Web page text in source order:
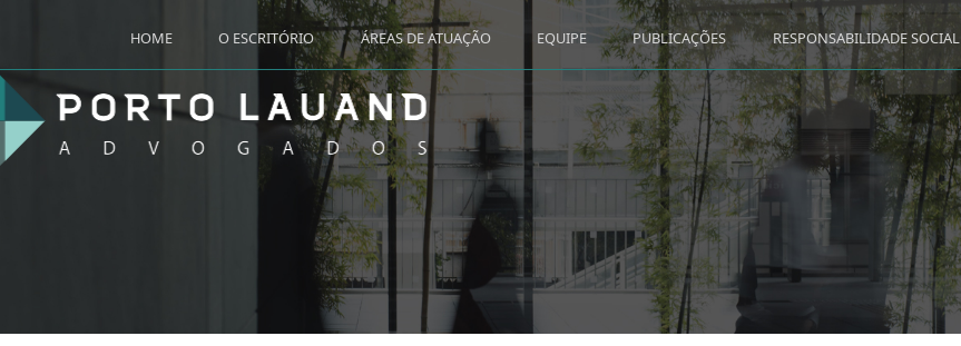
HOME O ESCRITÓRIO ÁREAS DE ATUAÇÃO EQUIPE PUBLICAÇÕES RESPONSABILIDADE SOCIAL